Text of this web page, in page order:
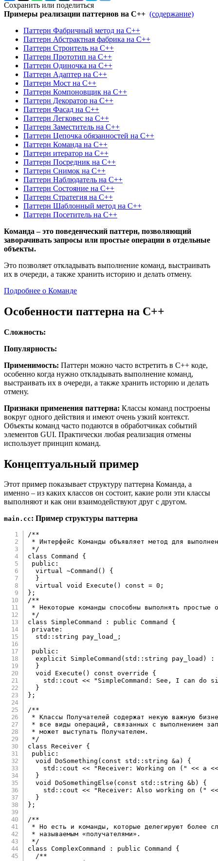
Сохранить или поделиться
Примеры реализации паттернов на C++ (содержание)
Паттерн Фабричный метод на C++
Паттерн Абстрактная фабрика на C++
Паттерн Строитель на C++
Паттерн Прототип на C++
Паттерн Одиночка на C++
Паттерн Адаптер на C++
Паттерн Мост на C++
Паттерн Компоновщик на C++
Паттерн Декоратор на C++
Паттерн Фасад на C++
Паттерн Легковес на C++
Паттерн Заместитель на C++
Паттерн Цепочка обязанностей на C++
Паттерн Команда на C++
Паттерн итератор на C++
Паттерн Посредник на C++
Паттерн Снимок на C++
Паттерн Наблюдатель на C++
Паттерн Состояние на C++
Паттерн Стратегия на C++
Паттерн Шаблонный метод на C++
Паттерн Посетитель на C++
Команда – это поведенческий паттерн, позволяющий
заворачивать запросы или простые операции в отдельные
объекты.
Это позволяет откладывать выполнение команд, выстраивать
их в очереди, а также хранить историю и делать отмену.
Подробнее о Команде
Особенности паттерна на C++
Сложность:
Популярность:
Применимость: Паттерн можно часто встретить в C++ коде,
особенно когда нужно откладывать выполнение команд,
выстраивать их в очереди, а также хранить историю и делать
отмену.
Признаки применения паттерна: Классы команд построены
вокруг одного действия и имеют очень узкий контекст.
Объекты команд часто подаются в обработчиках событий
элементов GUI. Практически любая реализация отмены
использует принцип команд.
Концептуальный пример
Этот пример показывает структуру паттерна Команда, а
именно – из каких классов он состоит, какие роли эти классы
выполняют и как они взаимодействуют друг с другом.
main.cc: Пример структуры паттерна
/**
* Интерфейс Команды объявляет метод для
*/
class
Command
{
public :
virtual
~Command ( )
{
}
virtual
void Execute ( ) const = 0 ;
} ;
/**
* Некоторые команды способны выполнять простые
*/
class
SimpleCommand : public Command
{
private :
  std
:: string pay_load_
;
public :
explicit
SimpleCommand ( std :: string pay_load )
:
}
void
Execute ( ) const override
{
    std
:: cout <<
"SimpleCommand: See, I can
}
} ;
/**
* Классы Получателей содержат некую важную
* все виды операций, связанных с выполнением
* может выступать Получателем.
*/
class
Receiver {
public :
void
DoSomething ( const std :: string &a )
{
    std
:: cout << "Receiver: Working on (" << a
}
void
DoSomethingElse ( const std :: string &b )
{
    std
:: cout << "Receiver: Also working on ("
}
} ;
/**
* Но есть и команды, которые делегируют более
* называемым «получателями».
*/
class
ComplexCommand : public Command
{
/**